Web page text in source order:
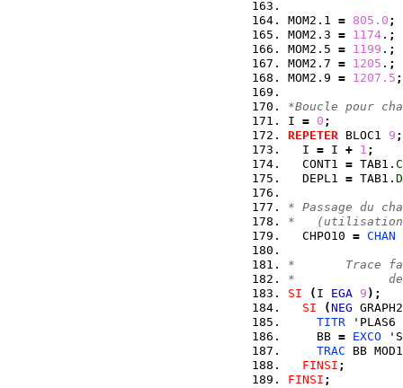
MOM2.1 = 805.0 ;
MOM2.3 = 1174 . ;
MOM2.5 = 1199 . ;
MOM2.7 = 1205 . ;
MOM2.9 = 1207.5 ;
*Boucle pour
I = 0 ;
REPETER BLOC1 9 ;
  I
= I + 1 ;
  CONT1
= TAB1.
  DEPL1
= TAB1.
* Passage du
*   (utilisation
  CHPO10
= CHAN
*       Trace
*             de
SI
( I EGA 9 ) ;
SI
(NEG
TITR 'PLAS6
    BB
= EXCO
TRAC BB MOD1
FINSI ;
FINSI ;